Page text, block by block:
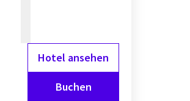
Hotel ansehen
Buchen